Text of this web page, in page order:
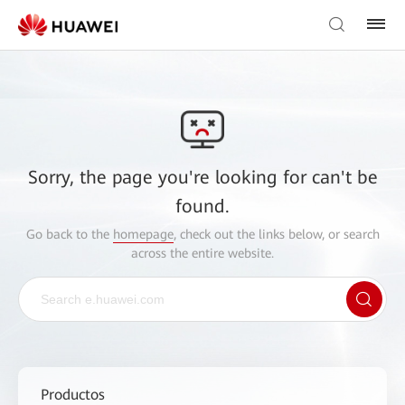
Sorry, the page you're looking for can't be
found.
Go back to the homepage, check out the links below, or search
across the entire website.
Productos